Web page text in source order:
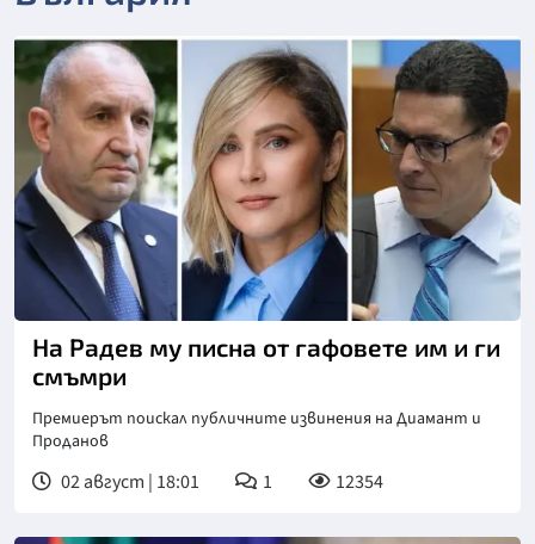
На Радев му писна от гафовете им и ги
смъмри
Премиерът поискал публичните извинения на Диамант и
Проданов
02 август | 18:01 1 12354